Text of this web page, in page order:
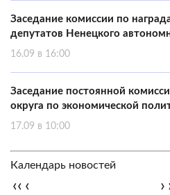
Заседание комиссии по
депутатов Ненецкого
16.09 в 16:00
Заседание постоянной
округа по экономической
17.09 в 10:00
Календарь новостей
‹‹ ‹ ›